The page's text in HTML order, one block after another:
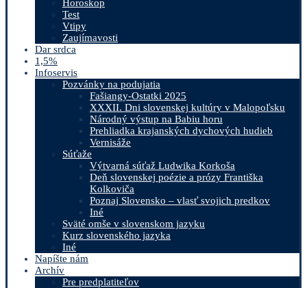
Horoskop
Test
Vtipy
Zaujímavosti
Dar srdca
1,5%
Infoservis
Pozvánky na podujatia
Fašiangy-Ostatki 2025
XXXII. Dni slovenskej kultúry v Malopoľsku
Národný výstup na Babiu horu
Prehliadka krajanských dychových hudieb
Vernisáže
Súťaže
Výtvarná súťaž Ludwika Korkoša
Deň slovenskej poézie a prózy Františka
Kolkoviča
Poznaj Slovensko – vlasť svojich predkov
Iné
Sväté omše v slovenskom jazyku
Kurz slovenského jazyka
Iné
Napíšte nám
Archív
Pre predplatiteľov